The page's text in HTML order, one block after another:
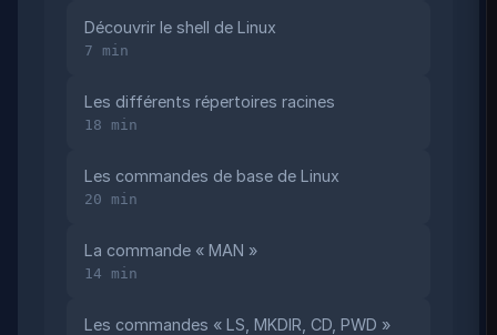
Découvrir le shell de Linux
7 min
Les différents répertoires racines
18 min
Les commandes de base de Linux
20 min
La commande « MAN »
14 min
Les commandes « LS, MKDIR, CD, PWD »